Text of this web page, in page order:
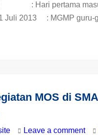
: Hari pertama
Juli 2013 : MGMP guru-
MOS di
Leave a comment